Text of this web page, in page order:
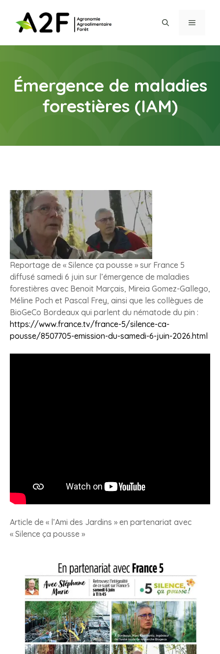
contenu
MENU
Émergence de maladies
forestières (IAM)
Reportage de « Silence ça pousse » sur France 5
diffusé samedi 6 juin sur l’émergence de maladies
forestières avec Benoit Marçais, Mireia Gomez-Gallego,
Méline Poch et Pascal Frey, ainsi que les collègues de
BioGeCo Bordeaux qui parlent du nématode du pin :
https://www.france.tv/france-5/silence-ca-
pousse/8507705-emission-du-samedi-6-juin-2026.html
Article de « l’Ami des Jardins » en partenariat avec
« Silence ça pousse »